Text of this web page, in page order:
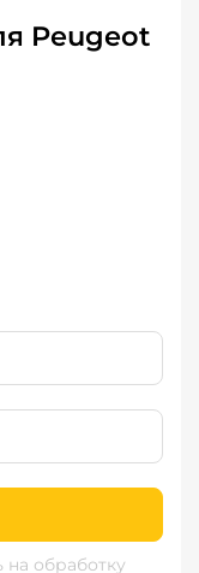
Peugeot
на обработку